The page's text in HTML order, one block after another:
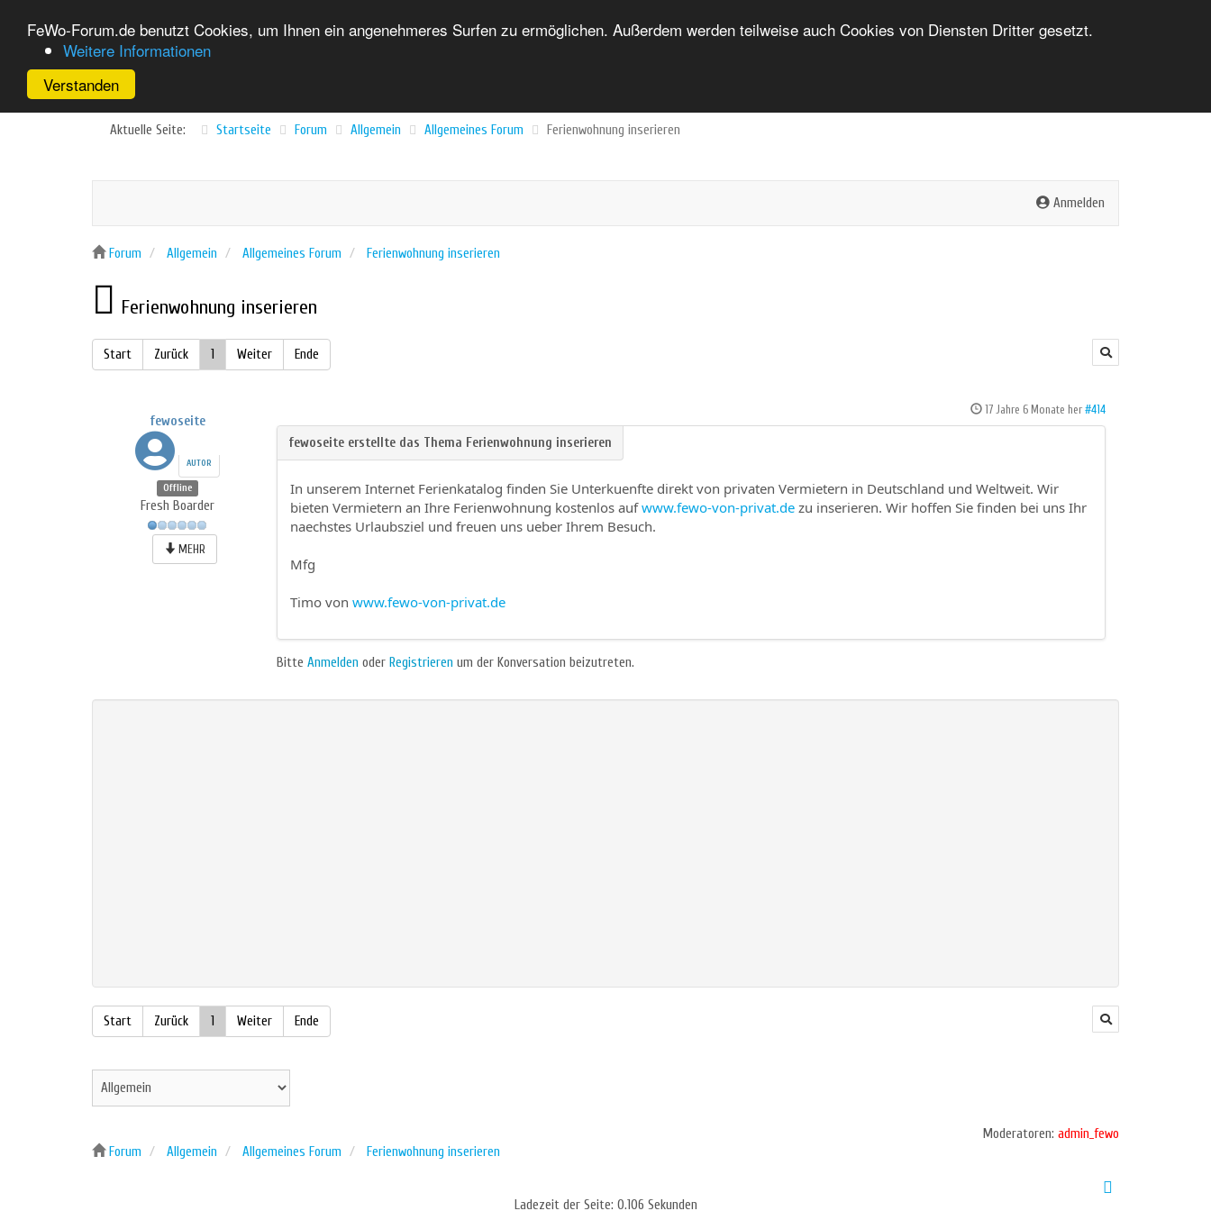
FeWo-Forum.de benutzt Cookies, um Ihnen ein angenehmeres Surfen zu ermöglichen. Außerdem werden teilweise auch Cookies von Diensten Dritter gesetzt.
Weitere Informationen
Verstanden
HOME FORUM UNTERKUNFTSVERZEICHNIS FERIENWOHNUNG INSERIEREN LOGIN/ANMELDUNG
Aktuelle Seite: Startseite Forum Allgemein Allgemeines Forum Ferienwohnung inserieren
Anmelden
Forum Allgemein Allgemeines Forum Ferienwohnung inserieren
Ferienwohnung inserieren
Start Zurück 1 Weiter Ende
fewoseite
AUTOR
Offline
Fresh Boarder
MEHR
17 Jahre 6 Monate her #414
In unserem Internet Ferienkatalog finden Sie Unterkuenfte direkt von privaten Vermietern in Deutschland und Weltweit. Wir
bieten Vermietern an Ihre Ferienwohnung kostenlos aufwww.fewo-von-privat.de zu inserieren. Wir hoffen Sie finden bei uns Ihr
naechstes Urlaubsziel und freuen uns ueber Ihrem Besuch.
Mfg
Timo von www.fewo-von-privat.de
Bitte Anmelden oder Registrieren um der Konversation beizutreten.
Start Zurück 1 Weiter Ende
Moderatoren: admin_fewo
Forum
Allgemein Allgemeines Forum Ferienwohnung inserieren
Ladezeit der Seite: 0.106 Sekunden